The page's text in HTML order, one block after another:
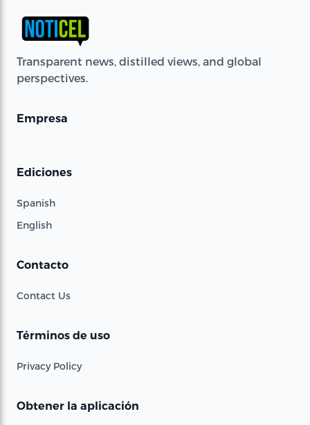
Transparent news, distilled views, and global
perspectives.
Empresa
Ediciones
Spanish
English
Contacto
Contact Us
Términos de uso
Privacy Policy
Obtener la aplicación